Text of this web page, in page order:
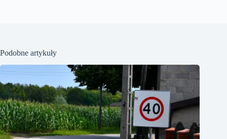
Podobne artykuły